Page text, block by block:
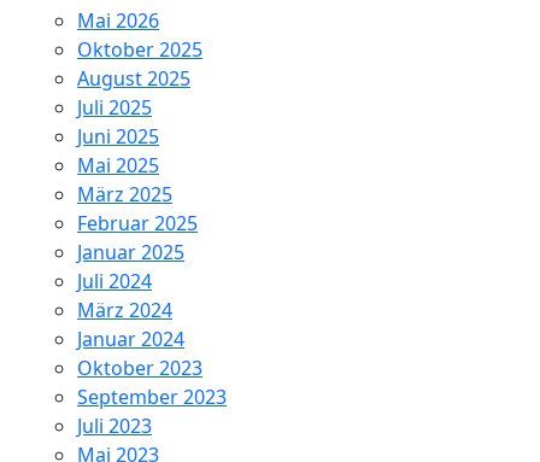
Mai 2026
Oktober 2025
August 2025
Juli 2025
Juni 2025
Mai 2025
März 2025
Februar 2025
Januar 2025
Juli 2024
März 2024
Januar 2024
Oktober 2023
September 2023
Juli 2023
Mai 2023